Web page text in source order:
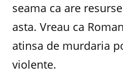
seama ca are
asta. Vreau ca
atinsa de murdaria
violente.